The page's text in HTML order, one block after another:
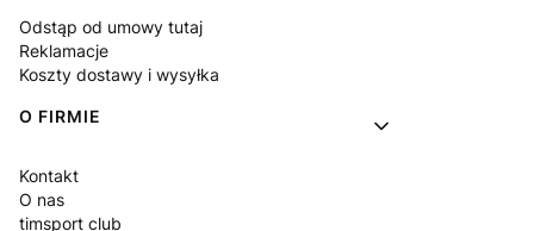
Odstąp od umowy tutaj
Reklamacje
Koszty dostawy i wysyłka
O FIRMIE
Kontakt
O nas
timsport club